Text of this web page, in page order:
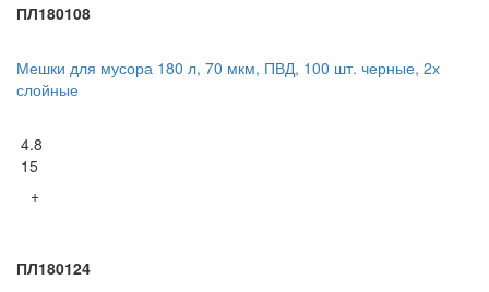
ПЛ180108
Мешки для мусора 180 л, 70 мкм, ПВД, 100 шт. черные, 2х
слойные
4.8
15
+
ПЛ180124